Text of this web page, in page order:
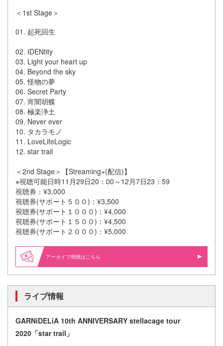
＜1st Stage＞
01. 起死回生
02. IDENtity
03. Light your heart up
04. Beyond the sky
05. 怪物の夢
06. Secret Party
07. 宵闇胡蝶
08. 極楽浄土
09. Never ever
10. タカラモノ
11. LoveLifeLogic
12. star trail
＜2nd Stage＞【Streaming+(配信)】
※視聴可能日時11月29日20：00～12月7日23：59
視聴券：¥3,000
視聴券(サポート５００)：¥3,500
視聴券(サポート１０００)：¥4,000
視聴券(サポート１５００)：¥4,500
視聴券(サポート２０００)：¥5,000
アーカイブ視聴はこちら
ライブ情報
GARNiDELiA 10th ANNIVERSARY stellacage tour
2020 「star trail 」